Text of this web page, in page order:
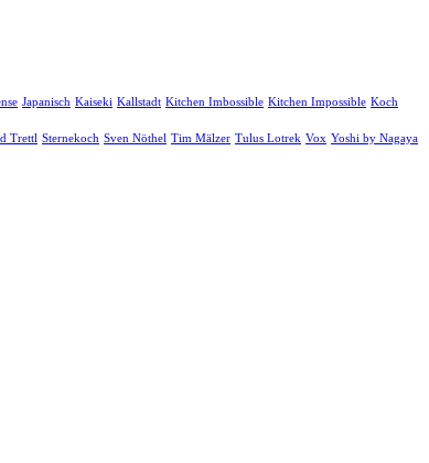
Japanisch Kaiseki Kallstadt Kitchen Imbossible Kitchen Impossible Koch
Trettl Sternekoch Sven Nöthel Tim Mälzer Tulus Lotrek Vox Yoshi by Nagaya